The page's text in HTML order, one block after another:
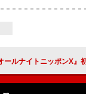
ナイトニッポンX』初回はメンバ